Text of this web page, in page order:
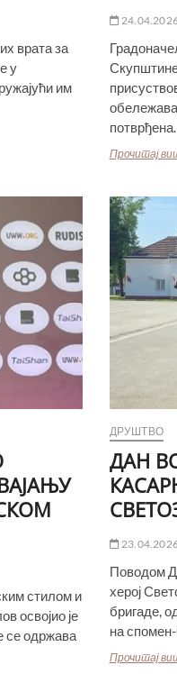
врата за
у
им
Прочитај
стилом и
освојио је
се одржава
ДРУШТВО
ДАН
Поводом
херој
бригаде,
на
Прочитај